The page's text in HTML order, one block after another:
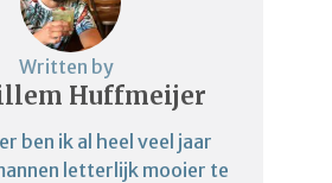
Written by
Huffmeijer
ben ik al heel veel jaar
letterlijk mooier te